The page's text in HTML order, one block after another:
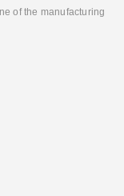
of the manufacturing